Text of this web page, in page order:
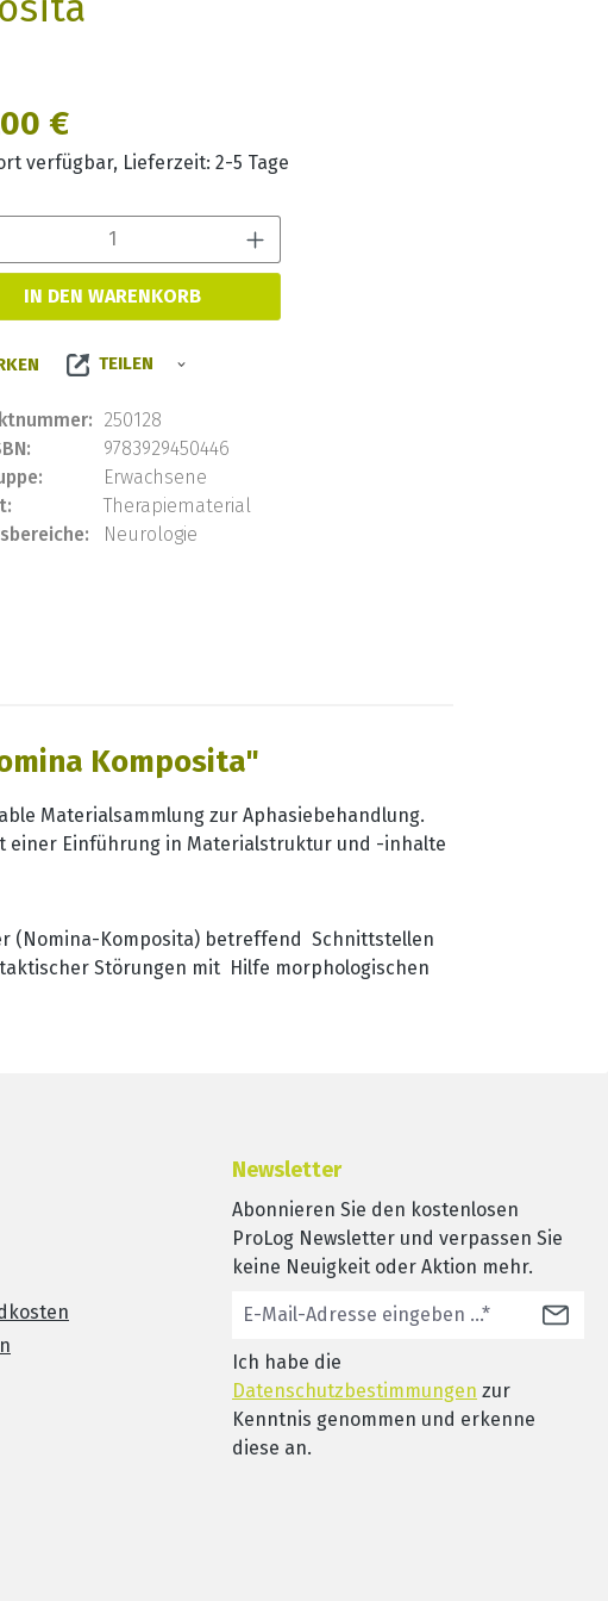
Preis:
€
verfügbar, Lieferzeit: 2-5 Tage
IN DEN WARENKORB
TEILEN
250128
9783929450446
Erwachsene
Therapiematerial
Neurologie
Komposita"
Materialsammlung zur Aphasiebehandlung.
einer Einführung in Materialstruktur und -inhalte
(Nomina-Komposita) betreffend Schnittstellen
Störungen mit Hilfe morphologischen
Newsletter
Abonnieren Sie den kostenlosen
ProLog Newsletter und verpassen Sie
keine Neuigkeit oder Aktion mehr.
Ich habe die
Datenschutzbestimmungen zur
Kenntnis genommen und erkenne
diese an.